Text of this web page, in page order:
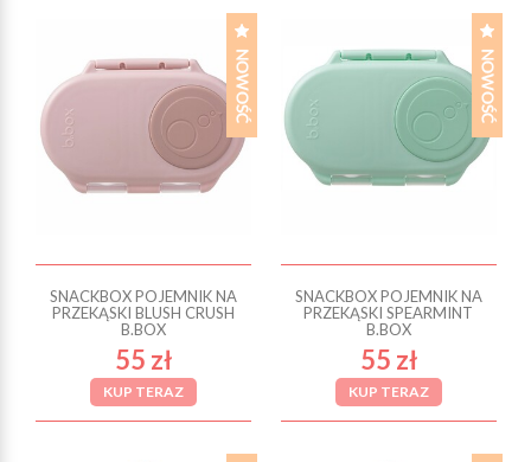
SNACKBOX POJEMNIK NA
PRZEKĄSKI BLUSH CRUSH
B.BOX
55 zł
KUP TERAZ
SNACKBOX POJEMNIK NA
PRZEKĄSKI SPEARMINT
B.BOX
55 zł
KUP TERAZ